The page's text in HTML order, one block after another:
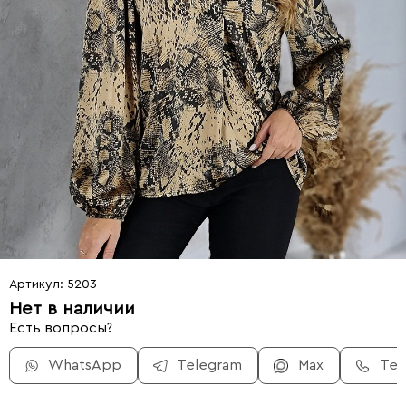
Артикул: 5203
Нет в наличии
Есть вопросы?
WhatsApp Telegram Max